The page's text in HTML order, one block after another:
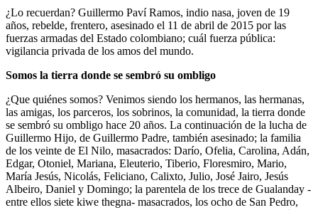
¿Lo recuerdan? Guillermo Paví Ramos, indio nasa, joven de 19
años, rebelde, frentero, asesinado el 11 de abril de 2015 por las
fuerzas armadas del Estado colombiano; cuál fuerza pública:
vigilancia privada de los amos del mundo.
Somos la tierra donde se sembró su ombligo
¿Que quiénes somos? Venimos siendo los hermanos, las hermanas,
las amigas, los parceros, los sobrinos, la comunidad, la tierra donde
se sembró su ombligo hace 20 años. La continuación de la lucha de
Guillermo Hijo, de Guillermo Padre, también asesinado; la familia
de los veinte de El Nilo, masacrados: Darío, Ofelia, Carolina, Adán,
Edgar, Otoniel, Mariana, Eleuterio, Tiberio, Floresmiro, Mario,
María Jesús, Nicolás, Feliciano, Calixto, Julio, José Jairo, Jesús
Albeiro, Daniel y Domingo; la parentela de los trece de Gualanday -
entre ellos siete kiwe thegna- masacrados, los ocho de San Pedro,